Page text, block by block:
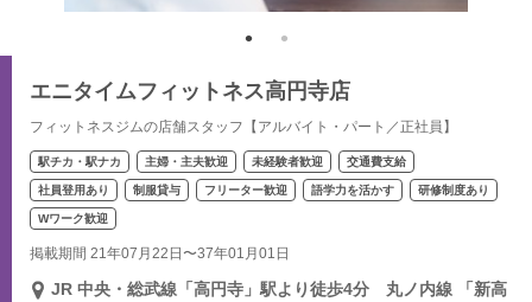
エニタイムフィットネス高円寺店
フィットネスジムの店舗スタッフ【アルバイト・パート／正社員】
駅チカ・駅ナカ 主婦・主夫歓迎 未経験者歓迎 交通費支給
社員登用あり 制服貸与 フリーター歓迎 語学力を活かす 研修制度あり
Wワーク歓迎
掲載期間 21年07月22日〜37年01月01日
JR 中央・総武線「高円寺」駅より徒歩4分 丸ノ内線 「新高